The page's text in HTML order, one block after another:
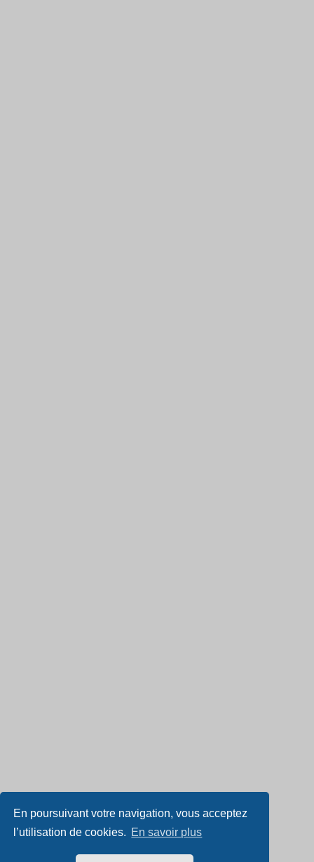
En poursuivant votre navigation, vous acceptez
l’utilisation de cookies. En savoir plus